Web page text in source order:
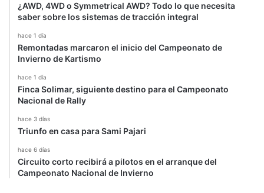
¿AWD, 4WD o Symmetrical AWD? Todo lo que necesita
saber sobre los sistemas de tracción integral
hace 1 día
Remontadas marcaron el inicio del Campeonato de
Invierno de Kartismo
hace 1 día
Finca Solimar, siguiente destino para el Campeonato
Nacional de Rally
hace 3 días
Triunfo en casa para Sami Pajari
hace 6 días
Circuito corto recibirá a pilotos en el arranque del
Campeonato Nacional de Invierno